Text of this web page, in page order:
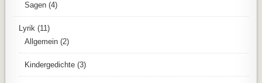
Sagen (4)
Lyrik (11)
Allgemein (2)
Kindergedichte (3)